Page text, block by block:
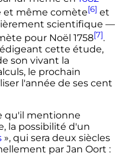
et même comète[6] et
scientifique —
pour Noël 1758[7].
cette étude,
son vivant la
le prochain
l'année de ses cent
qu'il mentionne
la possibilité d'un
», qui sera deux siècles
par Jan Oort :